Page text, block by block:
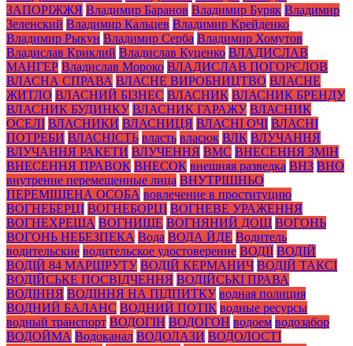
ЗАПОРІЖЖЯ Владимир Баранов Владимир Буряк Владимир
Зеленский Владимир Кальцев Владимир Крейденко
Владимир Рыкун Владимир Серба Владимир Хомутов
Владислав Криклий Владислав Куценко ВЛАДИСЛАВ
МАНГЕР Владислав Мороко ВЛАДИСЛАВ ПОГОРЄЛОВ
ВЛАСНА СПРАВА ВЛАСНЕ ВИРОБНИЦТВО ВЛАСНЕ
ЖИТЛО ВЛАСНИЙ БІЗНЕС ВЛАСНИК ВЛАСНИК БРЕНДУ
ВЛАСНИК БУДИНКУ ВЛАСНИК ГАРАЖУ ВЛАСНИК
ОСЕЛІ ВЛАСНИКИ ВЛАСНИЦЯ ВЛАСНІ ОЧІ ВЛАСНІ
ПОТРЕБИ ВЛАСНІСТЬ власть власюк ВЛК ВЛУЧАННЯ
ВЛУЧАННЯ РАКЕТИ ВЛУЧЕННЯ ВМС ВНЕСЕННЯ ЗМІН
ВНЕСЕННЯ ПРАВОК ВНЕСОК внешняя разведка ВНЗ ВНО
внутренне перемещенные лица ВНУТРІШНЬО
ПЕРЕМІЩЕНА ОСОБА вовлечение в проституцию
ВОГНЕБЕРЦІ ВОГНЕБОРЦІ ВОГНЕВЕ УРАЖЕННЯ
ВОГНЕХРЕЩА ВОГНИЩЕ ВОГНЯНИЙ ДОЩ ВОГОНЬ
ВОГОНЬ НЕБЕЗПЕКА Вода ВОДА ЙДЕ Водитель
водительские водительское удостоверение ВОДІЇ ВОДІЙ
ВОДІЙ 84 МАРШРУТУ ВОДІЙ КЕРМАНИЧ ВОДІЙ ТАКСІ
ВОДІЙСЬКЕ ПОСВІДЧЕННЯ ВОДІЙСЬКІ ПРАВА
ВОДІННЯ ВОДІННЯ НА ПІДПИТКУ водная полиция
ВОДНИЙ БАЛАНС ВОДНИЙ ПОТІК водные ресурсы
водный транспорт ВОДОГІН ВОДОГОН водоем водозабор
ВОДОЙМА Водоканал ВОДОЛАЗИ ВОДОЛОСТІ